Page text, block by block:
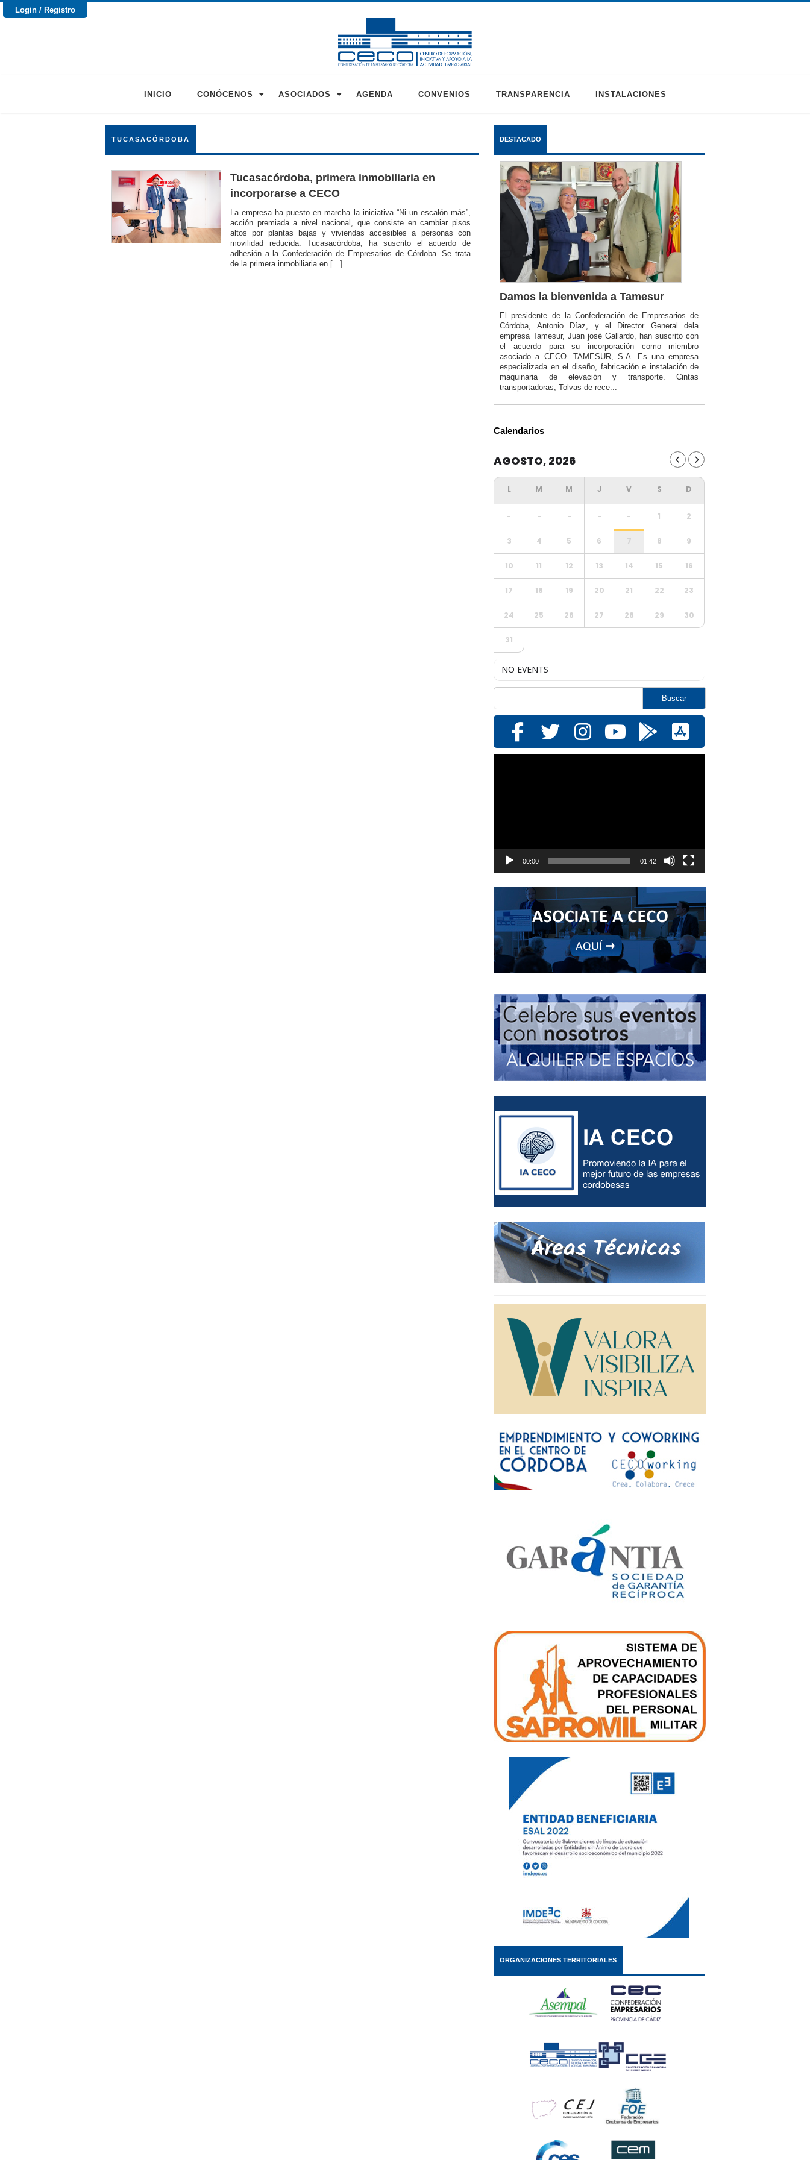
Login / Registro
INICIO CONÓCENOS ASOCIADOS AGENDA CONVENIOS TRANSPARENCIA INSTALACIONES
TUCASACÓRDOBA
Tucasacórdoba, primera inmobiliaria en
incorporarse a CECO
La empresa ha puesto en marcha la iniciativa “Ni un escalón más”,
acción premiada a nivel nacional, que consiste en cambiar pisos
altos por plantas bajas y viviendas accesibles a personas con
movilidad reducida. Tucasacórdoba, ha suscrito el acuerdo de
adhesión a la Confederación de Empresarios de Córdoba. Se trata
de la primera inmobiliaria en [...]
DESTACADO
Damos la bienvenida a Tamesur
El presidente de la Confederación de Empresarios de
Córdoba, Antonio Díaz, y el Director General dela
empresa Tamesur, Juan josé Gallardo, han suscrito con
el acuerdo para su incorporación como miembro
asociado a CECO. TAMESUR, S.A. Es una empresa
especializada en el diseño, fabricación e instalación de
maquinaria de elevación y transporte. Cintas
transportadoras, Tolvas de rece...
Calendarios
AGOSTO, 2026
- - - - - 1 2
3 4 5 6 7 8 9
10 11 12 13 14 15 16
17 18 19 20 21 22 23
24 25 26 27 28 29 30
31
NO EVENTS
00:00 01:42
ORGANIZACIONES TERRITORIALES